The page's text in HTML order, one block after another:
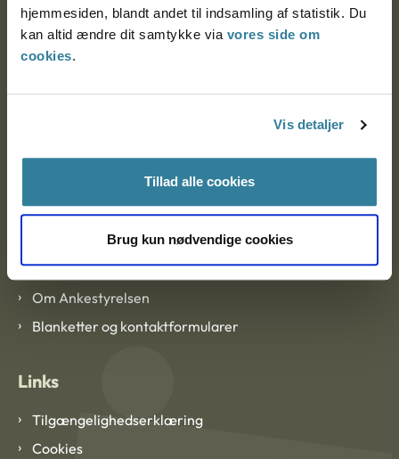
hjemmesiden, blandt andet til indsamling af statistik. Du
kan altid ændre dit samtykke via vores side om
cookies.
Vis detaljer
Tillad alle cookies
Brug kun nødvendige cookies
Ankestyrelsen Aalborg
Ankestyrelsen København
Om Ankestyrelsen
Om Ankestyrelsen
Blanketter og kontaktformularer
Links
Tilgængelighedserklæring
Cookies